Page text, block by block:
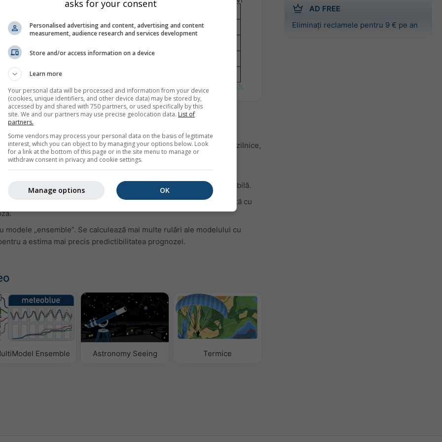
AD FREE
Eliminați reclamele pentru 9 € pe an
0% 10% 5% 0% 0% 5% 5%
pe 14 zile pentru41.04°N 29.1°Ecu simboluri meteorologice zilnice,
cantitatea și probabilitatea precipitațiilor.
temperaturii. Cu cât urcușurile și coborâșurile sunt mai
va fi mai incertă. Linia îngroșată reprezintă tendința cea mai probabilă.
printr-un „T”. Aceste incertitudini cresc de obicei odată cu
modele „ensemble”. Se calculează mai multe rulări ale modelului cu
a estima mai precis predictibilitatea prognozei.
Ensemble Astronomy Seeing Termice
asks for your consent
Personalised advertising and content, advertising and content
measurement, audience research and services development
Store and/or access information on a device
Learn more
Your personal data will be processed and information from your device
(cookies, unique identifiers, and other device data) may be stored by,
accessed by and shared with 750 partners, or used specifically by this
site. We and our partners may use precise geolocation data. List of
partners.
Some vendors may process your personal data on the basis of legitimate
interest, which you can object to by managing your options below. Look
for a link at the bottom of this page or in the site menu to manage or
withdraw consent in privacy and cookie settings.
OK
Manage options